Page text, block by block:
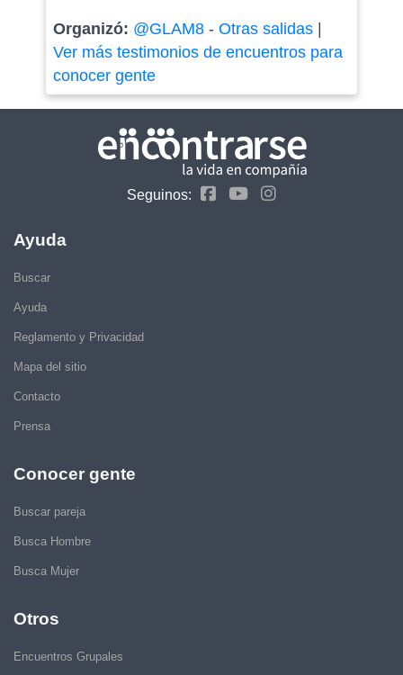
Organizó: @GLAM8- Otras salidas|
Ver más testimonios de encuentros para
conocer gente
Seguinos:
Ayuda
Buscar
Ayuda
Reglamento y Privacidad
Mapa del sitio
Contacto
Prensa
Conocer gente
Buscar pareja
Busca Hombre
Busca Mujer
Otros
Encuentros Grupales